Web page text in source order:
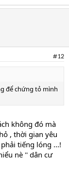
#12
để chứng tỏ mình
không đó mà
, thời gian yêu
tiếng lóng ...!
nè '' dân cư